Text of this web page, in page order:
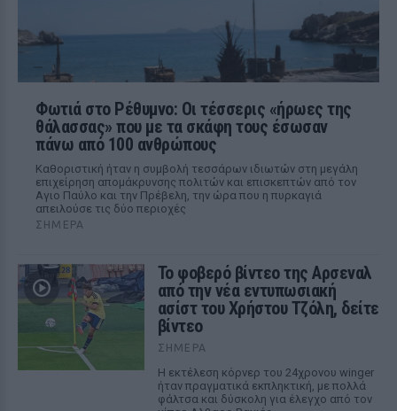
Φωτιά στο Ρέθυμνο: Οι τέσσερις «ήρωες της
θάλασσας» που με τα σκάφη τους έσωσαν
πάνω από 100 ανθρώπους
Καθοριστική ήταν η συμβολή τεσσάρων ιδιωτών στη μεγάλη
επιχείρηση απομάκρυνσης πολιτών και επισκεπτών από τον
Αγιο Παύλο και την Πρέβελη, την ώρα που η πυρκαγιά
απειλούσε τις δύο περιοχές
ΣΉΜΕΡΑ
Το φοβερό βίντεο της Αρσεναλ
από την νέα εντυπωσιακή
ασίστ του Χρήστου Τζόλη, δείτε
βίντεο
ΣΉΜΕΡΑ
Η εκτέλεση κόρνερ του 24χρονου winger
ήταν πραγματικά εκπληκτική, με πολλά
φάλτσα και δύσκολη για έλεγχο από τον